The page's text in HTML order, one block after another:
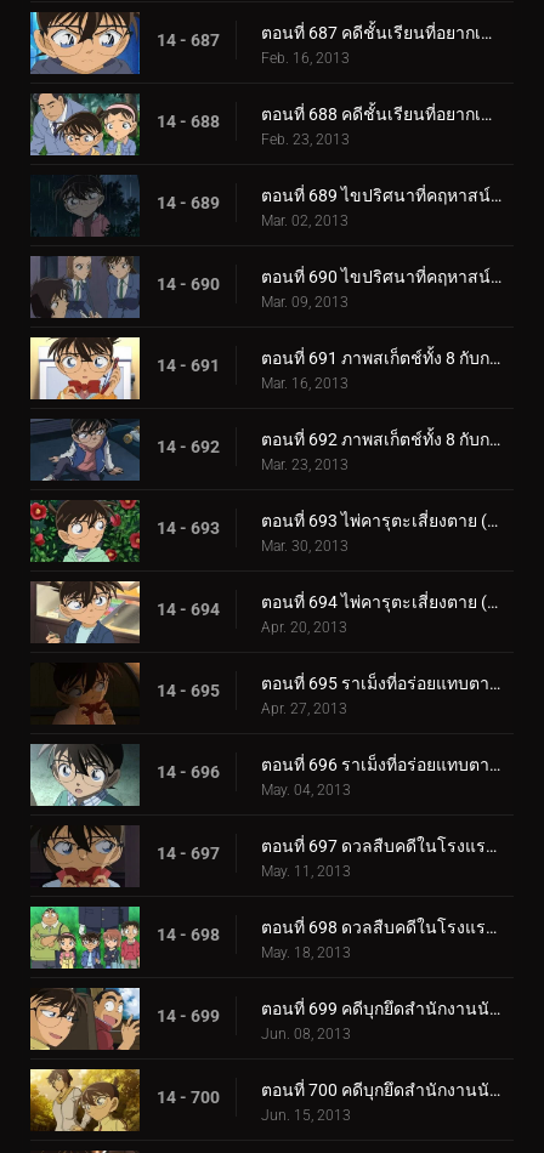
14 - 687 ตอนที่ 687 คดีชั้นเรียนที่อยากเข้าเรียนที่สุดในโลก (ตอน 1)
Feb. 16, 2013
14 - 688 ตอนที่ 688 คดีชั้นเรียนที่อยากเข้าเรียนที่สุดในโลก (ตอน 2)
Feb. 23, 2013
14 - 689 ตอนที่ 689 ไขปริศนาที่คฤหาสน์โมมิจิ (ตอน 1)
Mar. 02, 2013
14 - 690 ตอนที่ 690 ไขปริศนาที่คฤหาสน์โมมิจิ (ตอน 2)
Mar. 09, 2013
14 - 691 ตอนที่ 691 ภาพสเก็ตช์ทั้ง 8 กับการเดินทางของความทรงจำ (ตอน 1)
Mar. 16, 2013
14 - 692 ตอนที่ 692 ภาพสเก็ตช์ทั้ง 8 กับการเดินทางของความทรงจำ (ตอน 2)
Mar. 23, 2013
14 - 693 ตอนที่ 693 ไพ่คารุตะเสี่ยงตาย (ตอน 1)
Mar. 30, 2013
14 - 694 ตอนที่ 694 ไพ่คารุตะเสี่ยงตาย (ตอน 2)
Apr. 20, 2013
14 - 695 ตอนที่ 695 ราเม็งที่อร่อยแทบตาย (ตอน 1)
Apr. 27, 2013
14 - 696 ตอนที่ 696 ราเม็งที่อร่อยแทบตาย (ตอน 2)
May. 04, 2013
14 - 697 ตอนที่ 697 ดวลสืบคดีในโรงแรมผีสิง (ตอน 1)
May. 11, 2013
14 - 698 ตอนที่ 698 ดวลสืบคดีในโรงแรมผีสิง (ตอน 2)
May. 18, 2013
14 - 699 ตอนที่ 699 คดีบุกยึดสำนักงานนักสืบ (ตอน 1)
Jun. 08, 2013
14 - 700 ตอนที่ 700 คดีบุกยึดสำนักงานนักสืบ (ตอน 2)
Jun. 15, 2013